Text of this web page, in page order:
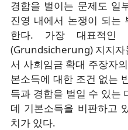
경합을 벌이는 문제도 일
진영 내에서 논쟁이 되는
한다. 가장 대표적인
(Grundsicherung) 지지자
서 사회임금 확대 주장자
본소득에 대한 조건 없는
득과 경합을 벌일 수 있는
데 기본소득을 비판하고
치가 있다.